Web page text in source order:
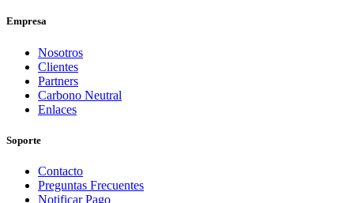
Empresa
Nosotros
Clientes
Partners
Carbono Neutral
Enlaces
Soporte
Contacto
Preguntas Frecuentes
Notificar Pago